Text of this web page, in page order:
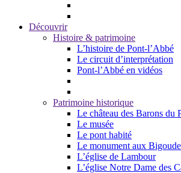
Découvrir
Histoire & patrimoine
L’histoire de Pont-l’Abbé
Le circuit d’interprétation
Pont-l’Abbé en vidéos
Patrimoine historique
Le château des Barons du
Le musée
Le pont habité
Le monument aux
L’église de Lambour
L’église Notre Dame des